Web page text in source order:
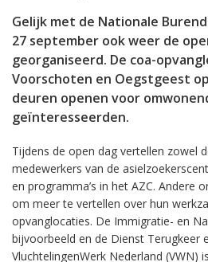
Gelijk met de Nationale
27 september ook weer de
georganiseerd. De coa-
Voorschoten en Oegstgeest
deuren openen voor
geïnteresseerden.
Tijdens de open dag vertellen zowel
medewerkers van de
en programma’s in het AZC. Andere
om meer te vertellen over hun
opvanglocaties. De Immigratie- en
bijvoorbeeld en de Dienst Terugkeer
VluchtelingenWerk Nederland (VWN)